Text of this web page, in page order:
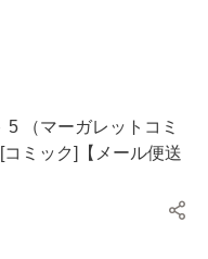
5 （マーガレットコミ
ミック]【メール便送